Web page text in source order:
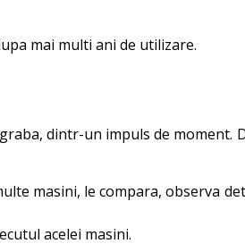
mai multi ani de utilizare.
dintr-un impuls de moment.
masini, le compara, observa
acelei masini.